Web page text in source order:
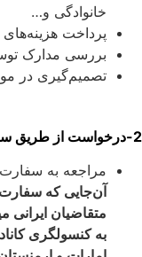
خانوادگی و…
پرداخت هزینه‌های
بررسی مدارک
تصمیم‌گیری در
2-درخواست از طریق سفارت یا کنسولگری کانادا:
مراجعه به
آن‌جایی که سفارت
متقاضیان ایرانی
به کنسولگری